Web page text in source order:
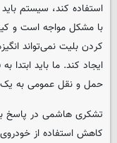
استفاده کند، سیستم
با مشکل مواجه است و
کردن بلیت نمی‌تواند
ایجاد کند. ما باید ابتدا
حمل و نقل عمومی به یک
تشکری هاشمی در پاسخ
کاهش استفاده از